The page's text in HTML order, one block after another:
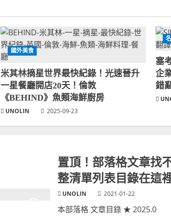
國外美食
米其林摘星世界最快紀錄！光速晉升
一星餐廳開店20天！倫敦
《BEHIND》魚類海鮮廚房
UNOLIN 2025-09-23
塞
企
錯
置頂！部落格文章找
整清單列表目錄在這
UNOLIN 2021-01-22
本部落格 文章目錄 ★ 2025.0